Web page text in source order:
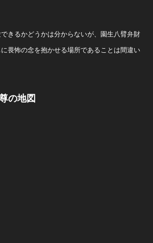
きるかどうかは分からないが、園生八臂弁財
畏怖の念を抱かせる場所であることは間違い
の地図